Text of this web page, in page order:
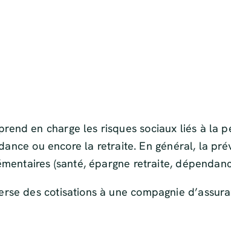
en charge les risques sociaux liés à la
ou encore la retraite. En général, la
(santé, épargne retraite,
des cotisations à une compagnie